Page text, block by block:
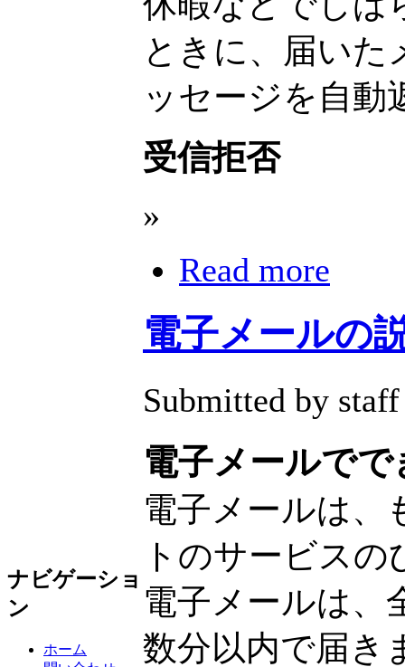
ナビゲーショ
ン
ホーム
ときに、届いた
ッセージを自動
受信拒否
»
Read more
電子メールの
Submitted by
電子メールで
電子メールは、
トのサービス
電子メールは、
数分以内で届き